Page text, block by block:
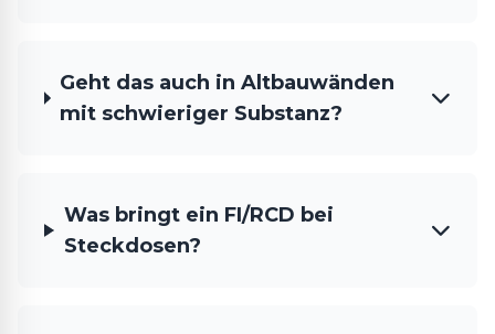
Geht das auch in Altbauwänden
mit schwieriger Substanz?
Was bringt ein FI/RCD bei
Steckdosen?